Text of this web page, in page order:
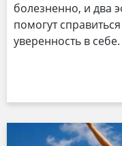
болезненно, и два
помогут
уверенность в себе.